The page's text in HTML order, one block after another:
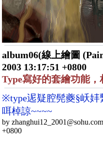
album06(線上繪圖
2003 13:17:51 +0800
Type寫好的套繪功能，
※type迡疑腔髡夔§岆妦
咡棹諒~~~~
by
+0800